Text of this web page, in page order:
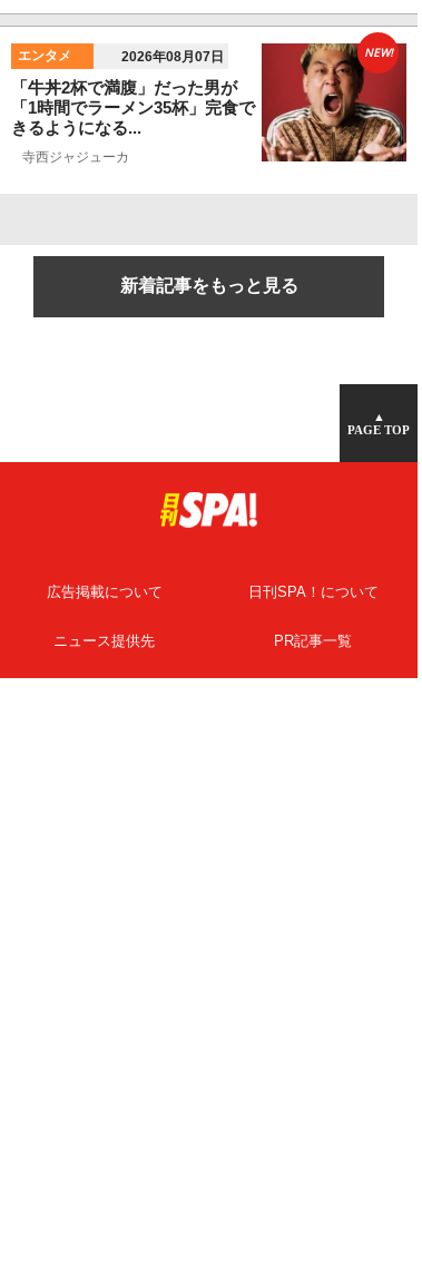
エンタメ 2026年08月07日
「牛丼2杯で満腹」だった男が
「1時間でラーメン35杯」完食で
きるようになる...
寺西ジャジューカ
NEW!
新着記事をもっと見る
▲
PAGE TOP
広告掲載について 日刊SPA！について
ニュース提供先 PR記事一覧